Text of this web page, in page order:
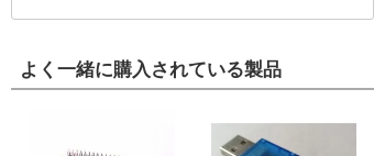
よく一緒に購入されている製品